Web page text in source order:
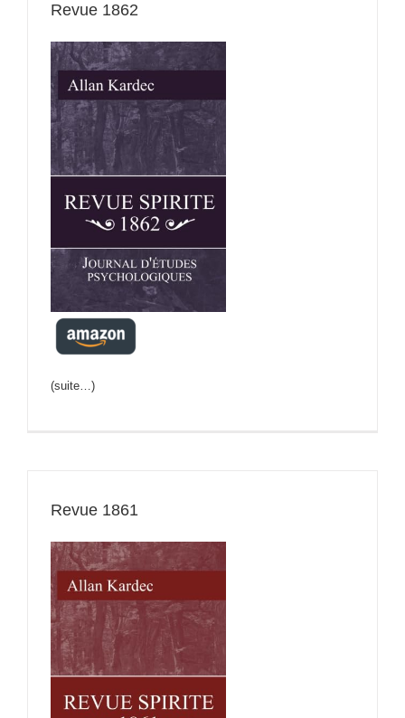
Revue 1862
(suite…)
Revue 1861